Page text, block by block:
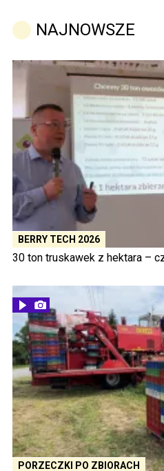
NAJNOWSZE
BERRY TECH 2026
30 ton truskawek z hektara –
PORZECZKI PO ZBIORACH